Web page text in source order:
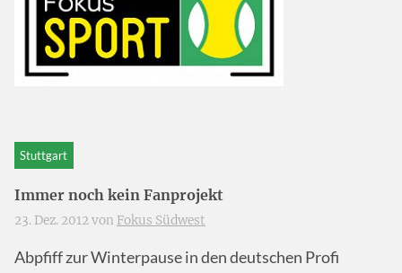
Stuttgart
Immer noch kein Fanprojekt
23. Dez. 2012 von Fokus Südwest
Abpfiff zur Winterpause in den deutschen Profi